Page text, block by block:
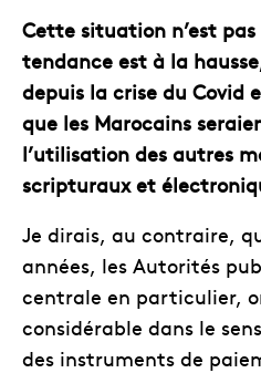
Cette situation n’est
tendance est à la
depuis la crise du Covid
que les Marocains
l’utilisation des autres
scripturaux et
Je dirais, au contraire,
années, les Autorités
centrale en particulier,
considérable dans le
des instruments de